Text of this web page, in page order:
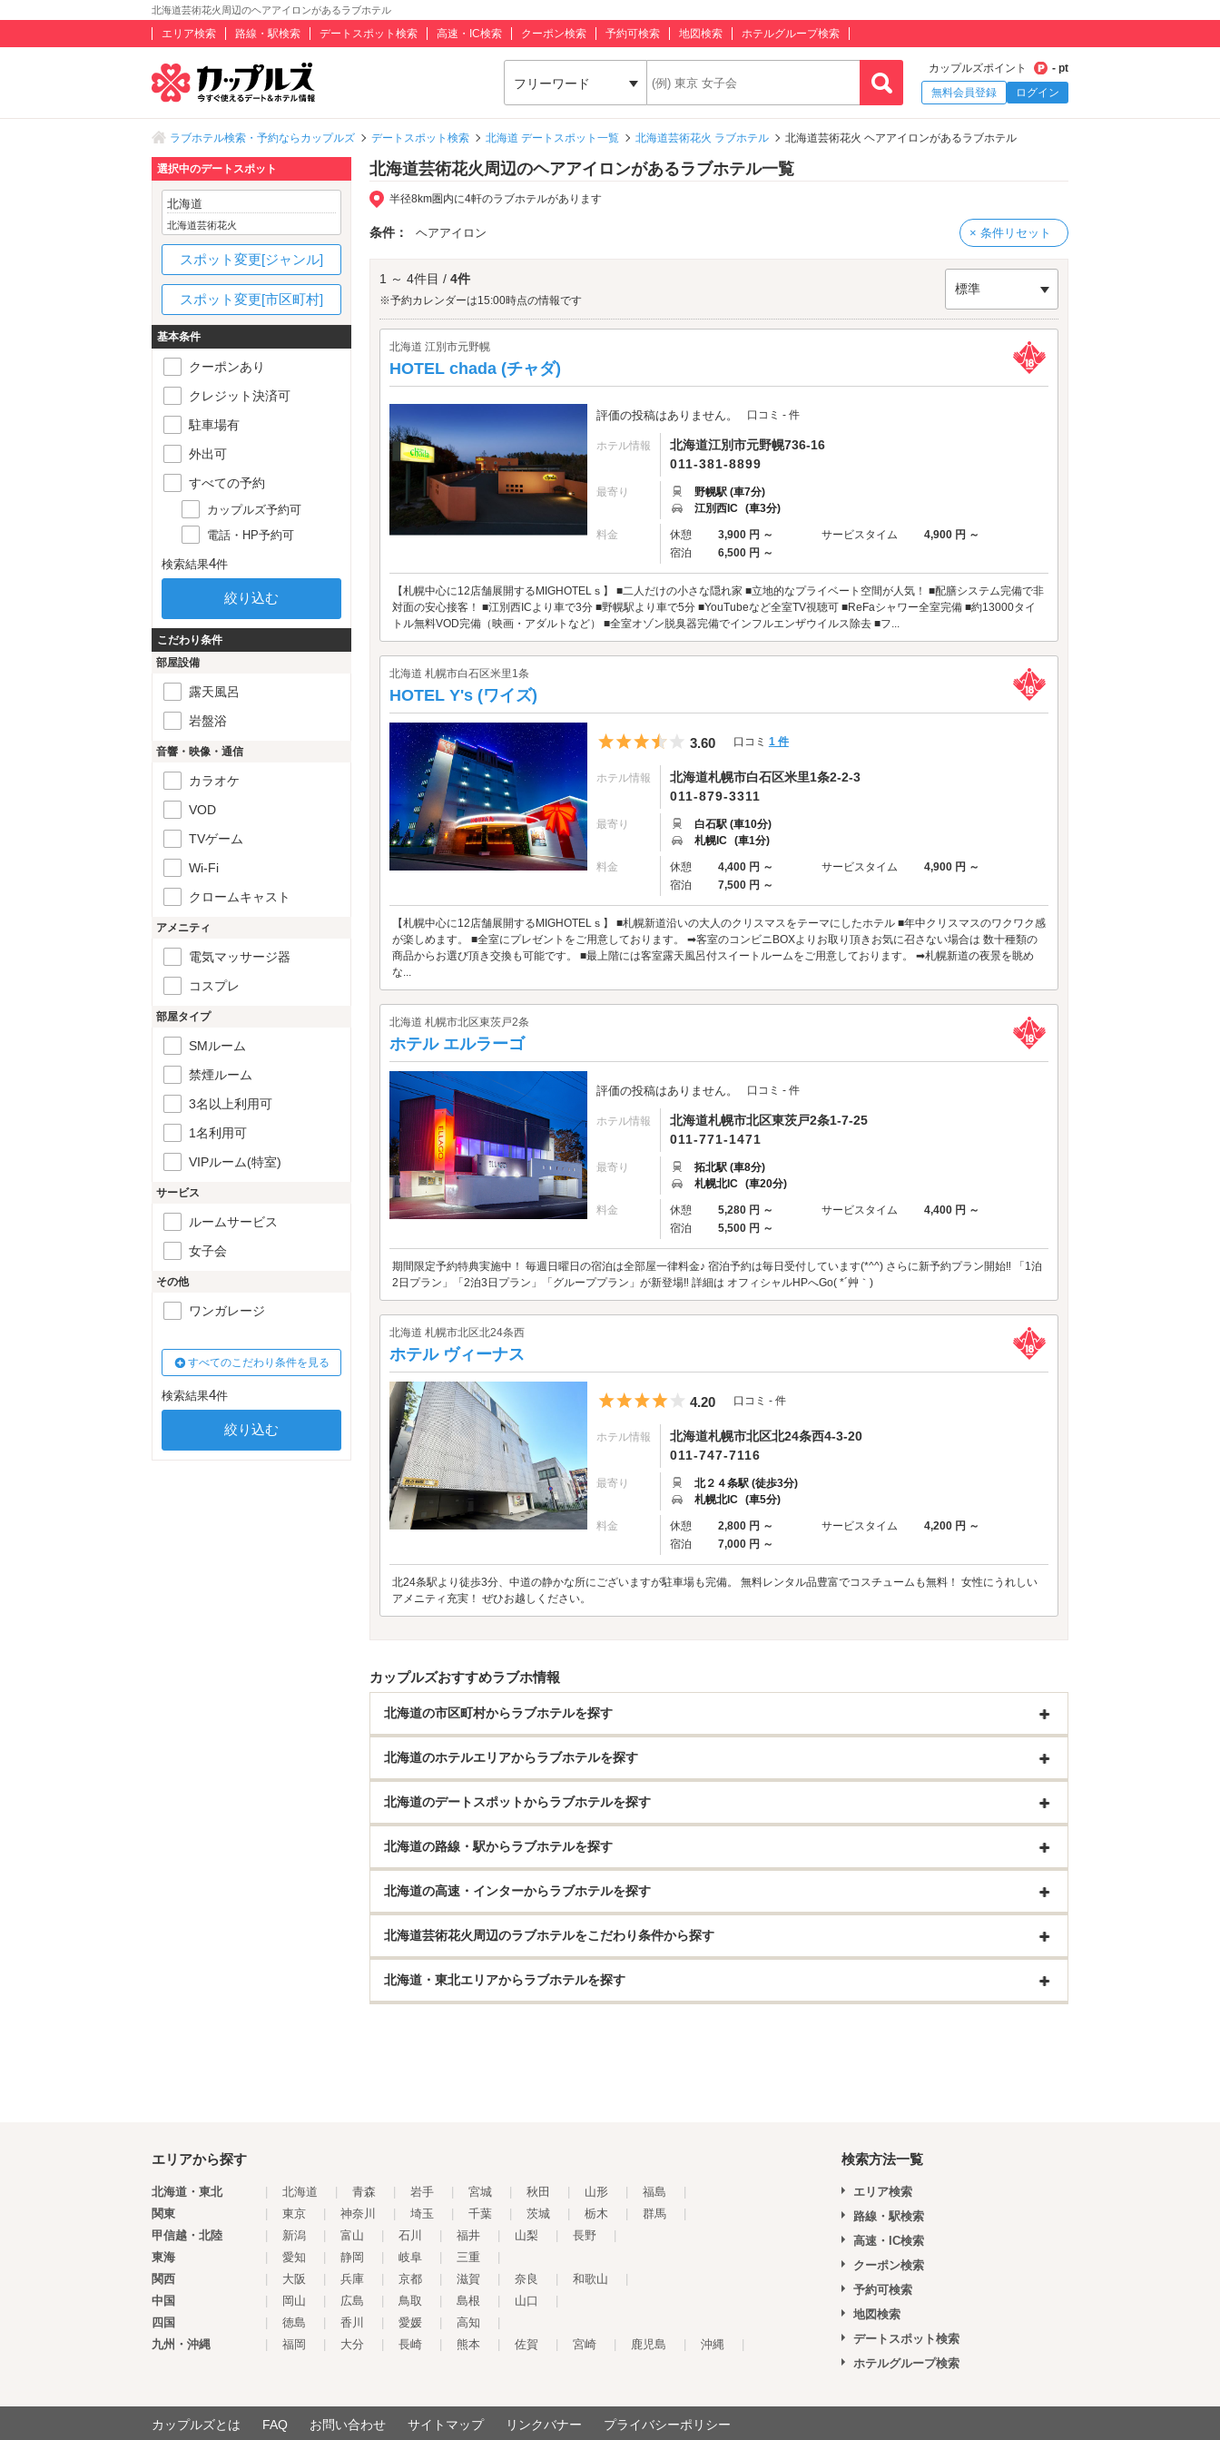
北海道芸術花火周辺のヘアアイロンがあるラブホテル
エリア検索 路線・駅検索 デートスポット検索 高速・IC検索 クーポン検索 予約可検索 地図検索 ホテルグループ検索
フリーワード
カップルズポイント
- pt
無料会員登録
ログイン
ラブホテル検索・予約ならカップルズ デートスポット検索 北海道 デートスポット一覧 北海道芸術花火 ラブホテル 北海道芸術花火 ヘアアイロンがあるラブホテル
北海道芸術花火周辺のヘアアイロンがあるラブホテル一覧
半径8km圏内に4軒のラブホテルがあります
条件： ヘアアイロン × 条件リセット
1 ～ 4件目 / 4件
※予約カレンダーは15:00時点の情報です
標準
北海道 江別市元野幌
HOTEL chada (チャダ)
評価の投稿はありません。 口コミ - 件
ホテル情報
北海道江別市元野幌736-16
011-381-8899
最寄り
野幌駅 (車7分)
江別西IC (車3分)
料金 休憩 3,900 円 ～ サービスタイム
4,900 円 ～
宿泊
6,500 円 ～
【札幌中心に12店舗展開するMIGHOTELｓ】 ■二人だけの小さな隠れ家 ■立地的なプライベート空間が人気！ ■配膳システム完備で非
対面の安心接客！ ■江別西ICより車で3分 ■野幌駅より車で5分 ■YouTubeなど全室TV視聴可 ■ReFaシャワー全室完備 ■約13000タイ
トル無料VOD完備（映画・アダルトなど） ■全室オゾン脱臭器完備でインフルエンザウイルス除去 ■フ...
北海道 札幌市白石区米里1条
HOTEL Y's (ワイズ)
5つ星のうち3.5
3.60 口コミ 1 件
ホテル情報
北海道札幌市白石区米里1条2-2-3
011-879-3311
最寄り
白石駅 (車10分)
札幌IC (車1分)
料金 休憩 4,400 円 ～ サービスタイム
4,900 円 ～
宿泊
7,500 円 ～
【札幌中心に12店舗展開するMIGHOTELｓ】 ■札幌新道沿いの大人のクリスマスをテーマにしたホテル ■年中クリスマスのワクワク感
が楽しめます。 ■全室にプレゼントをご用意しております。 ➡客室のコンビニBOXよりお取り頂きお気に召さない場合は 数十種類の
商品からお選び頂き交換も可能です。 ■最上階には客室露天風呂付スイートルームをご用意しております。 ➡札幌新道の夜景を眺め
な...
北海道 札幌市北区東茨戸2条
ホテル エルラーゴ
評価の投稿はありません。 口コミ - 件
ホテル情報
北海道札幌市北区東茨戸2条1-7-25
011-771-1471
最寄り
拓北駅 (車8分)
札幌北IC (車20分)
料金 休憩 5,280 円 ～ サービスタイム
4,400 円 ～
宿泊
5,500 円 ～
期間限定予約特典実施中！ 毎週日曜日の宿泊は全部屋一律料金♪ 宿泊予約は毎日受付しています(*^^) さらに新予約プラン開始‼ 「1泊
2日プラン」「2泊3日プラン」「グループプラン」が新登場‼ 詳細は オフィシャルHPへGo( *´艸｀)
北海道 札幌市北区北24条西
ホテル ヴィーナス
5つ星のうち4
4.20 口コミ - 件
ホテル情報
北海道札幌市北区北24条西4-3-20
011-747-7116
最寄り
北２４条駅 (徒歩3分)
札幌北IC (車5分)
料金 休憩 2,800 円 ～ サービスタイム
4,200 円 ～
宿泊
7,000 円 ～
北24条駅より徒歩3分、中道の静かな所にございますが駐車場も完備。 無料レンタル品豊富でコスチュームも無料！ 女性にうれしい
アメニティ充実！ ぜひお越しください。
カップルズおすすめラブホ情報
北海道の市区町村からラブホテルを探す
北海道のホテルエリアからラブホテルを探す
北海道のデートスポットからラブホテルを探す
北海道の路線・駅からラブホテルを探す
北海道の高速・インターからラブホテルを探す
北海道芸術花火周辺のラブホテルをこだわり条件から探す
北海道・東北エリアからラブホテルを探す
選択中のデートスポット
北海道
北海道芸術花火
スポット変更[ジャンル]
スポット変更[市区町村]
基本条件
クーポンあり
クレジット決済可
駐車場有
外出可
すべての予約
カップルズ予約可
電話・HP予約可
検索結果4件
こだわり条件
部屋設備
露天風呂
岩盤浴
音響・映像・通信
カラオケ
VOD
TVゲーム
Wi-Fi
クロームキャスト
アメニティ
電気マッサージ器
コスプレ
部屋タイプ
SMルーム
禁煙ルーム
3名以上利用可
1名利用可
VIPルーム(特室)
サービス
ルームサービス
女子会
その他
ワンガレージ
すべてのこだわり条件を見る
検索結果4件
エリアから探す
北海道・東北 北海道 青森 岩手 宮城 秋田 山形 福島
関東
東京 神奈川 埼玉 千葉 茨城 栃木 群馬
甲信越・北陸
新潟 富山 石川 福井 山梨 長野
東海
愛知 静岡 岐阜 三重
関西
大阪 兵庫 京都 滋賀 奈良 和歌山
中国
岡山 広島 鳥取 島根 山口
四国
徳島 香川 愛媛 高知
九州・沖縄
福岡 大分 長崎 熊本 佐賀 宮崎 鹿児島 沖縄
検索方法一覧
エリア検索
路線・駅検索
高速・IC検索
クーポン検索
予約可検索
地図検索
デートスポット検索
ホテルグループ検索
カップルズとは FAQ お問い合わせ サイトマップ リンクバナー プライバシーポリシー